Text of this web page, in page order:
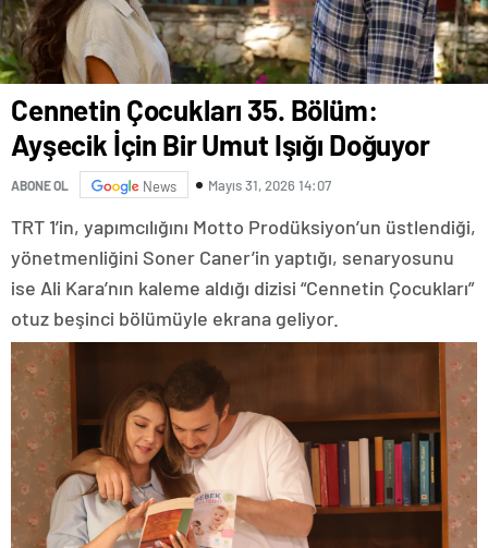
Cennetin Çocukları 35. Bölüm:
Ayşecik İçin Bir Umut Işığı Doğuyor
ABONE OL News Mayıs 31, 2026 14:07
TRT 1’in, yapımcılığını Motto Prodüksiyon’un üstlendiği,
yönetmenliğini Soner Caner’in yaptığı, senaryosunu
ise Ali Kara’nın kaleme aldığı dizisi “Cennetin Çocukları”
otuz beşinci bölümüyle ekrana geliyor.